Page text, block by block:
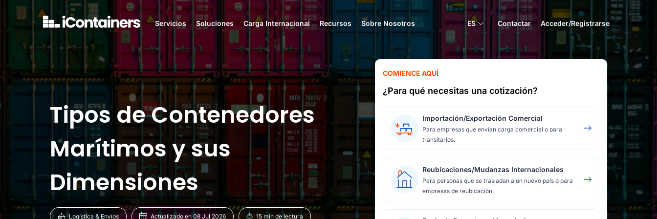
Servicios Soluciones Carga Internacional Recursos Sobre Nosotros ES Contactar Acceder/Registrarse
Tipos de Contenedores
Marítimos y sus
Dimensiones
Logística & Envíos Actualizado en 08 Jul 2026 15 min de lectura
COMIENCE AQUÍ
¿Para qué necesitas una cotización?
Importación/Exportación Comercial
Para empresas que envían carga comercial o para
transitarios.
Reubicaciones/Mudanzas Internacionales
Para personas que se trasladan a un nuevo país o para
empresas de reubicación.